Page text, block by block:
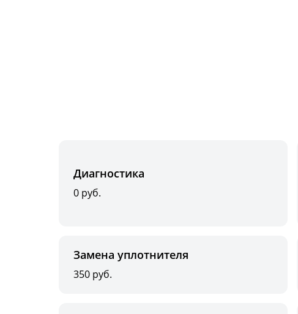
Диагностика
0 руб.
Замена уплотнителя
350 руб.